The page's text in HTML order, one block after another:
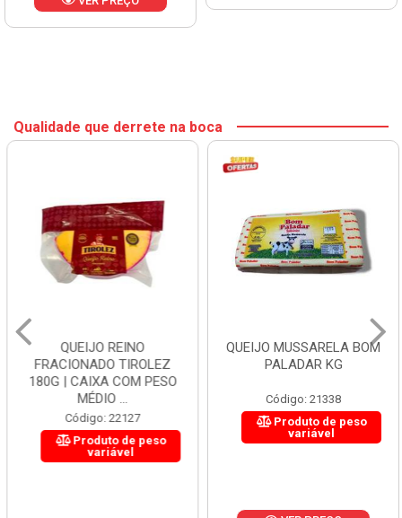
Qualidade que derrete na boca
QUEIJO REINO
FRACIONADO TIROLEZ
180G | CAIXA COM PESO
MÉDIO ...
Código: 22127
Produto de peso
variável
QUEIJO MUSSARELA BOM
PALADAR KG
Código: 21338
Produto de peso
variável